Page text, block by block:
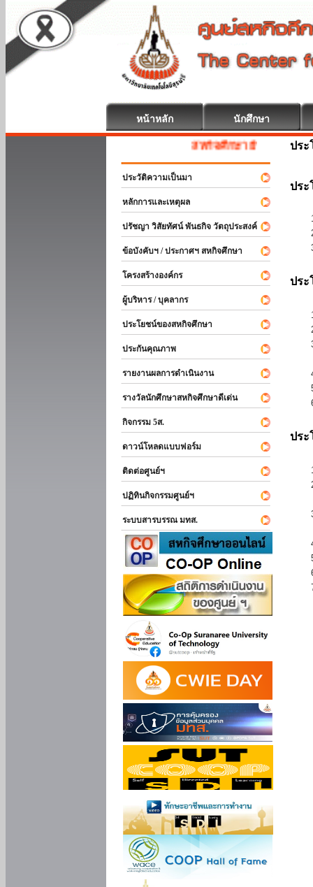
หน้าหลัก นักศึกษา
สหกิจศึกษา ยินดีต้อนรับ
ประวัติความเป็นมา
หลักการและเหตุผล
ปรัชญา วิสัยทัศน์ พันธกิจ วัตถุประสงค์
ข้อบังคับฯ / ประกาศฯ สหกิจศึกษา
โครงสร้างองค์กร
ผู้บริหาร / บุคลากร
ประโยชน์ของสหกิจศึกษา
ประกันคุณภาพ
รายงานผลการดำเนินงาน
รางวัลนักศึกษาสหกิจศึกษาดีเด่น
กิจกรรม 5ส.
ดาวน์โหลดแบบฟอร์ม
ติดต่อศูนย์ฯ
ปฏิทินกิจกรรมศูนย์ฯ
ระบบสารบรรณ มทส.
ประ
ประ
ประ
ประ